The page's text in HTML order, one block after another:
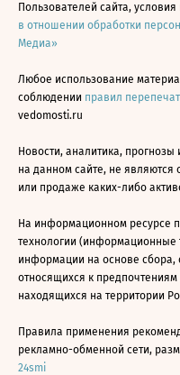
Пользователей сайта,
в отношении обработки
Медиа»
Любое использование
соблюдении правил
vedomosti.ru
Новости, аналитика,
на данном сайте, не
или продаже каких-либо
На информационном ресурсе
технологии (информационные
информации на основе сбора,
относящихся к
находящихся на территории
Правила применения
рекламно-обменной сети,
24smi